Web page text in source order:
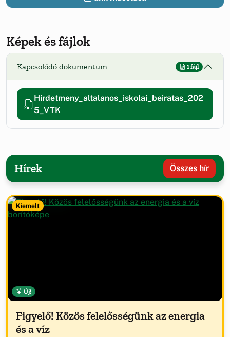
Képek és fájlok
Kapcsolódó dokumentum 1 fájl
Hirdetmeny_altalanos_iskolai_beiratas_202
5_VTK
Hírek Összes hír
Kiemelt
Új!
Figyelő! Közös felelősségünk az energia
és a víz